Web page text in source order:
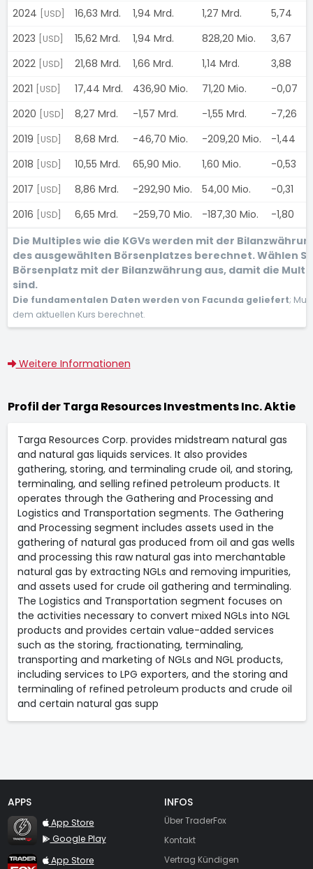
2024 [USD] 16,63 Mrd. 1,94 Mrd. 1,27 Mrd. 5,74
2023
[USD] 15,62 Mrd. 1,94 Mrd. 828,20 Mio. 3,67
2022
[USD] 21,68 Mrd. 1,66 Mrd. 1,14 Mrd. 3,88
2021
[USD] 17,44 Mrd. 436,90 Mio. 71,20 Mio. -0,07
2020
[USD] 8,27 Mrd. -1,57 Mrd. -1,55 Mrd. -7,26
2019
[USD] 8,68 Mrd. -46,70 Mio. -209,20 Mio. -1,44
2018
[USD] 10,55 Mrd. 65,90 Mio. 1,60 Mio. -0,53
2017
[USD] 8,86 Mrd. -292,90 Mio. 54,00 Mio. -0,31
2016
[USD] 6,65 Mrd. -259,70 Mio. -187,30 Mio. -1,80
Die Multiples wie die KGVs werden mit der
des ausgewählten Börsenplatzes berechnet. Wählen
Börsenplatz mit der Bilanzwährung aus, damit die
sind.
Die fundamentalen Daten werden von Facunda geliefert;
dem aktuellen Kurs berechnet.
Weitere Informationen
Profil der Targa Resources Investments Inc. Aktie
Targa Resources Corp. provides midstream natural gas
and natural gas liquids services. It also provides
gathering, storing, and terminaling crude oil, and storing,
terminaling, and selling refined petroleum products. It
operates through the Gathering and Processing and
Logistics and Transportation segments. The Gathering
and Processing segment includes assets used in the
gathering of natural gas produced from oil and gas wells
and processing this raw natural gas into merchantable
natural gas by extracting NGLs and removing impurities,
and assets used for crude oil gathering and terminaling.
The Logistics and Transportation segment focuses on
the activities necessary to convert mixed NGLs into NGL
products and provides certain value-added services
such as the storing, fractionating, terminaling,
transporting and marketing of NGLs and NGL products,
including services to LPG exporters, and the storing and
terminaling of refined petroleum products and crude oil
and certain natural gas supp
APPS
TraderFox Flash
App Store
Google Play
TraderFox App
App Store
INFOS
Über TraderFox
Kontakt
Vertrag Kündigen